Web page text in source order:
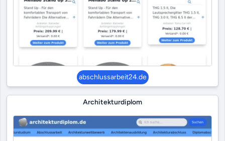
abschlussarbeit24.de
Architekturdiplom